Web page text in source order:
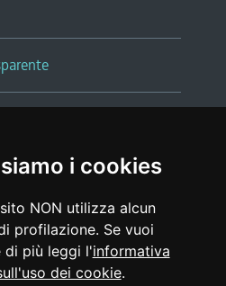
i cookies
NON utilizza alcun
profilazione. Se vuoi
di più leggi l'informativa
dei cookie.
legali |glossario
policy
|feedback